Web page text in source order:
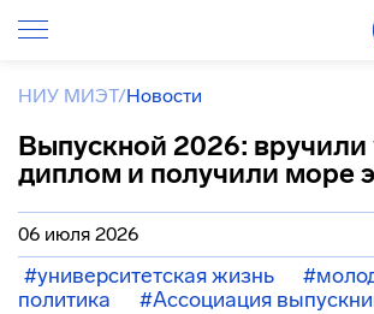
НИУ МИЭТ/Новости
Выпускной 2026: вручили
диплом и получили море
06 июля 2026
#университетская жизнь
политика
#Ассоциация